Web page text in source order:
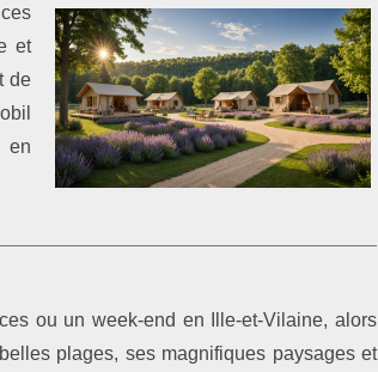
et
de
en
ou un week-end en Ille-et-Vilaine, alors
plages, ses magnifiques paysages et